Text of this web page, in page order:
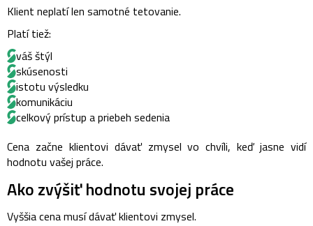
Klient neplatí len samotné tetovanie.
Platí tiež:
váš štýl
skúsenosti
istotu výsledku
komunikáciu
celkový prístup a priebeh sedenia
Cena začne klientovi dávať zmysel vo chvíli, keď jasne vidí
hodnotu vašej práce.
Ako zvýšiť hodnotu svojej práce
Vyššia cena musí dávať klientovi zmysel.